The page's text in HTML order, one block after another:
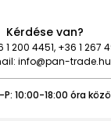
Kérdése van?
1 200 4451, +36 1 267
info@pan-trade.hu
10:00-18:00 óra